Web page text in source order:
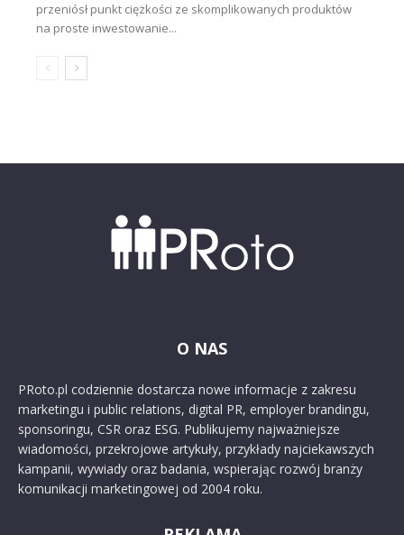
przeniósł punkt ciężkości ze skomplikowanych produktów
na proste inwestowanie...
O NAS
PRoto.pl codziennie dostarcza nowe informacje z zakresu
marketingu i public relations, digital PR, employer brandingu,
sponsoringu, CSR oraz ESG. Publikujemy najważniejsze
wiadomości, przekrojowe artykuły, przykłady najciekawszych
kampanii, wywiady oraz badania, wspierając rozwój branży
komunikacji marketingowej od 2004 roku.